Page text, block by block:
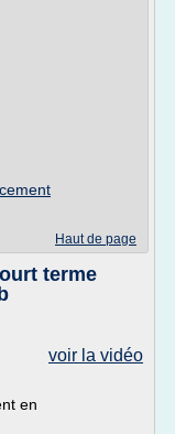
Haut de page
terme
voir la vidéo
en